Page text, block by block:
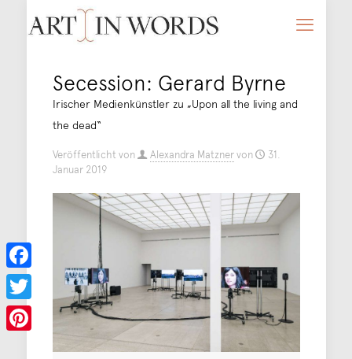
Secession: Gerard Byrne
Irischer Medienkünstler zu „Upon all the living and
the dead“
Veröffentlicht von Alexandra Matznervon
31.
Januar 2019
Facebook
Twitter